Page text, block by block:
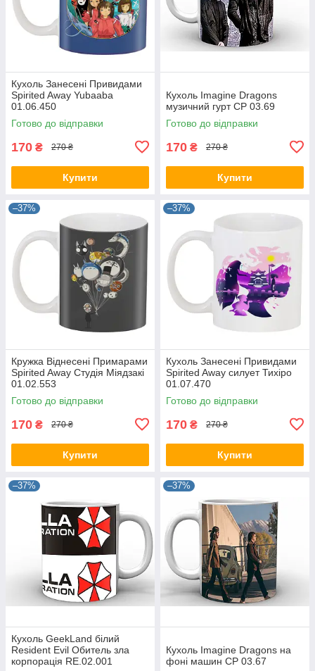
Кухоль Занесені Привидами
Spirited Away Yubaaba
01.06.450
Готово до відправки
170 ₴ 270 ₴
Купити
Кухоль Imagine Dragons
музичний гурт CP 03.69
Готово до відправки
170 ₴ 270 ₴
Купити
–37%
Кружка Віднесені Примарами
Spirited Away Студія Міядзакі
01.02.553
Готово до відправки
170 ₴ 270 ₴
Купити
–37%
Кухоль Занесені Привидами
Spirited Away силует Тихіро
01.07.470
Готово до відправки
170 ₴ 270 ₴
Купити
–37%
Кухоль GeekLand білий
Resident Evil Обитель зла
корпорація RE.02.001
–37%
Кухоль Imagine Dragons на
фоні машин CP 03.67